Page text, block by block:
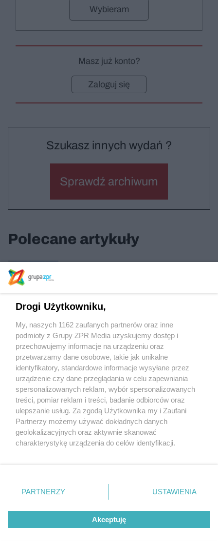
Wybieram
Masz już konto?
Zaloguj się
Szukasz innych wydań ?
Sprawdź archiwum
Polecane artykuły
Wormhouse w Zabłociu
Hotel Morfeusz w Makao projektu Zaha Hadid
Architects
Żaden utwór zamieszczony w serwisie nie może być powielany i
rozpowszechniany lub dalej rozpowszechniany w jakikolwiek sposób (w tym
zabronione pod groźbą kary i może być ścigane prawnie.
Nasze serwisy
Drogi Użytkowniku,
My, naszych 1162 zaufanych partnerów oraz inne
podmioty z Grupy ZPR Media uzyskujemy dostęp i
przechowujemy informacje na urządzeniu oraz
przetwarzamy dane osobowe, takie jak unikalne
identyfikatory, standardowe informacje wysyłane przez
urządzenie czy dane przeglądania w celu zapewniania
spersonalizowanych reklam, wybór spersonalizowanych
treści, pomiar reklam i treści, badanie odbiorców oraz
ulepszanie usług. Za zgodą Użytkownika my i Zaufani
Partnerzy możemy używać dokładnych danych
geolokalizacyjnych oraz aktywnie skanować
charakterystykę urządzenia do celów identyfikacji.
zmienić/wycofać klikając przycisk ustawień prywatności
znajdujący się w lewym dolnym rogu strony
rodzaje przetwarzania danych nie wymagają zgody
użytkownika, ale masz prawo sprzeciwić się takiemu
przetwarzaniu. Preferencje będą miały zastosowanie tylko
PARTNERZY USTAWIENIA
Akceptuję